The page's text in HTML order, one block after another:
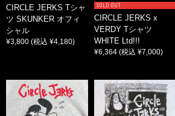
CIRCLE JERKS Tシャ
ツ SKUNKER オフィ
シャル
¥3,800 (税込 ¥4,180)
SOLD OUT
CIRCLE JERKS x
VERDY Tシャツ
WHITE Ltd!!!
¥6,364 (税込 ¥7,000)